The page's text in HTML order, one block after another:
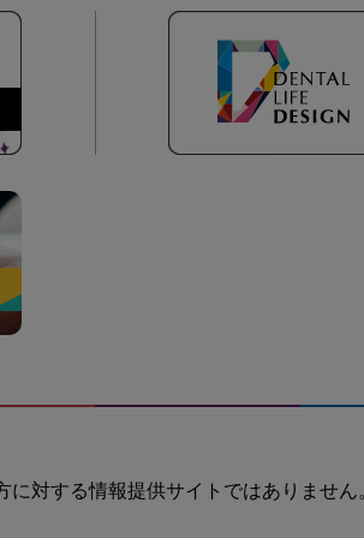
に対する情報提供サイトではありません